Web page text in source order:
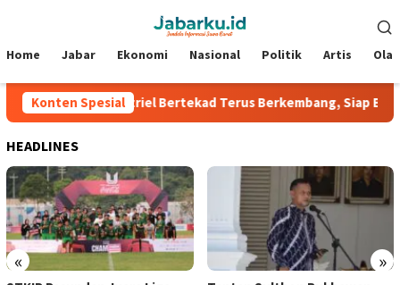
Mobile
Home Jabar Ekonomi Nasional Politik Artis
Konten SpesialNazriel Bertekad Terus Berkembang, Siap Bantu
HEADLINES
« »